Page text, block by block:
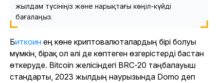
жылдам түсініңіз және нарықтағы көңіл-күйді
бағалаңыз.
Биткоин ең көне криптовалюталардың бірі болуы
мүмкін, бірақ ол әлі де көптеген өзгерістерді бастан
өткеруде. Bitcoin желісіндегі BRC-20 таңбалауыш
стандарты, 2023 жылдың наурызында Domo деп